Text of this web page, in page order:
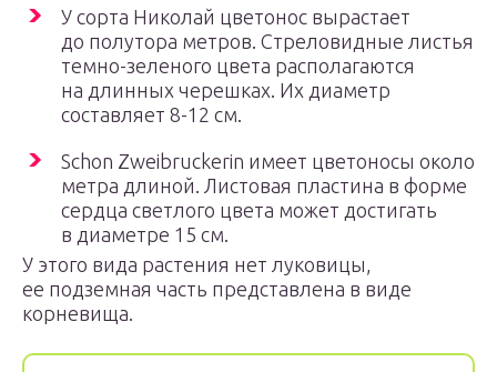
У сорта Николай цветонос вырастает
до полутора метров. Стреловидные листья
темно-зеленого цвета располагаются
на длинных черешках. Их диаметр
составляет 8-12 см.
Schon Zweibruckerin имеет цветоносы около
метра длиной. Листовая пластина в форме
сердца светлого цвета может достигать
в диаметре 15 см.
У этого вида растения нет луковицы,
ее подземная часть представлена в виде
корневища.